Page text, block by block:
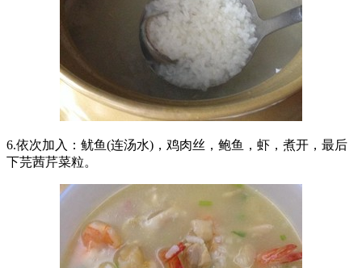
6.依次加入：鱿鱼(连汤水)，鸡肉丝，鲍鱼，虾，煮开，最后
下芫茜芹菜粒。